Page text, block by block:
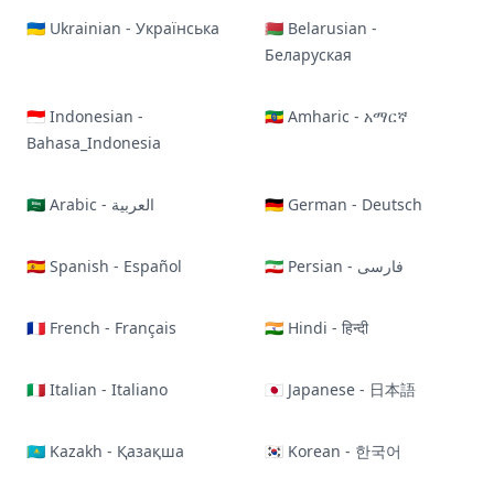
🇺🇦 Ukrainian - Українська
🇧🇾 Belarusian -
Беларуская
🇮🇩 Indonesian -
Bahasa_Indonesia
🇪🇹 Amharic - አማርኛ
🇸🇦 Arabic - العربية 🇩🇪 German - Deutsch
🇪🇸 Spanish - Español 🇮🇷 Persian - فارسی
🇫🇷 French - Français 🇮🇳 Hindi - हिन्दी
🇮🇹 Italian - Italiano 🇯🇵 Japanese - 日本語
🇰🇿 Kazakh - Қазақша 🇰🇷 Korean - 한국어